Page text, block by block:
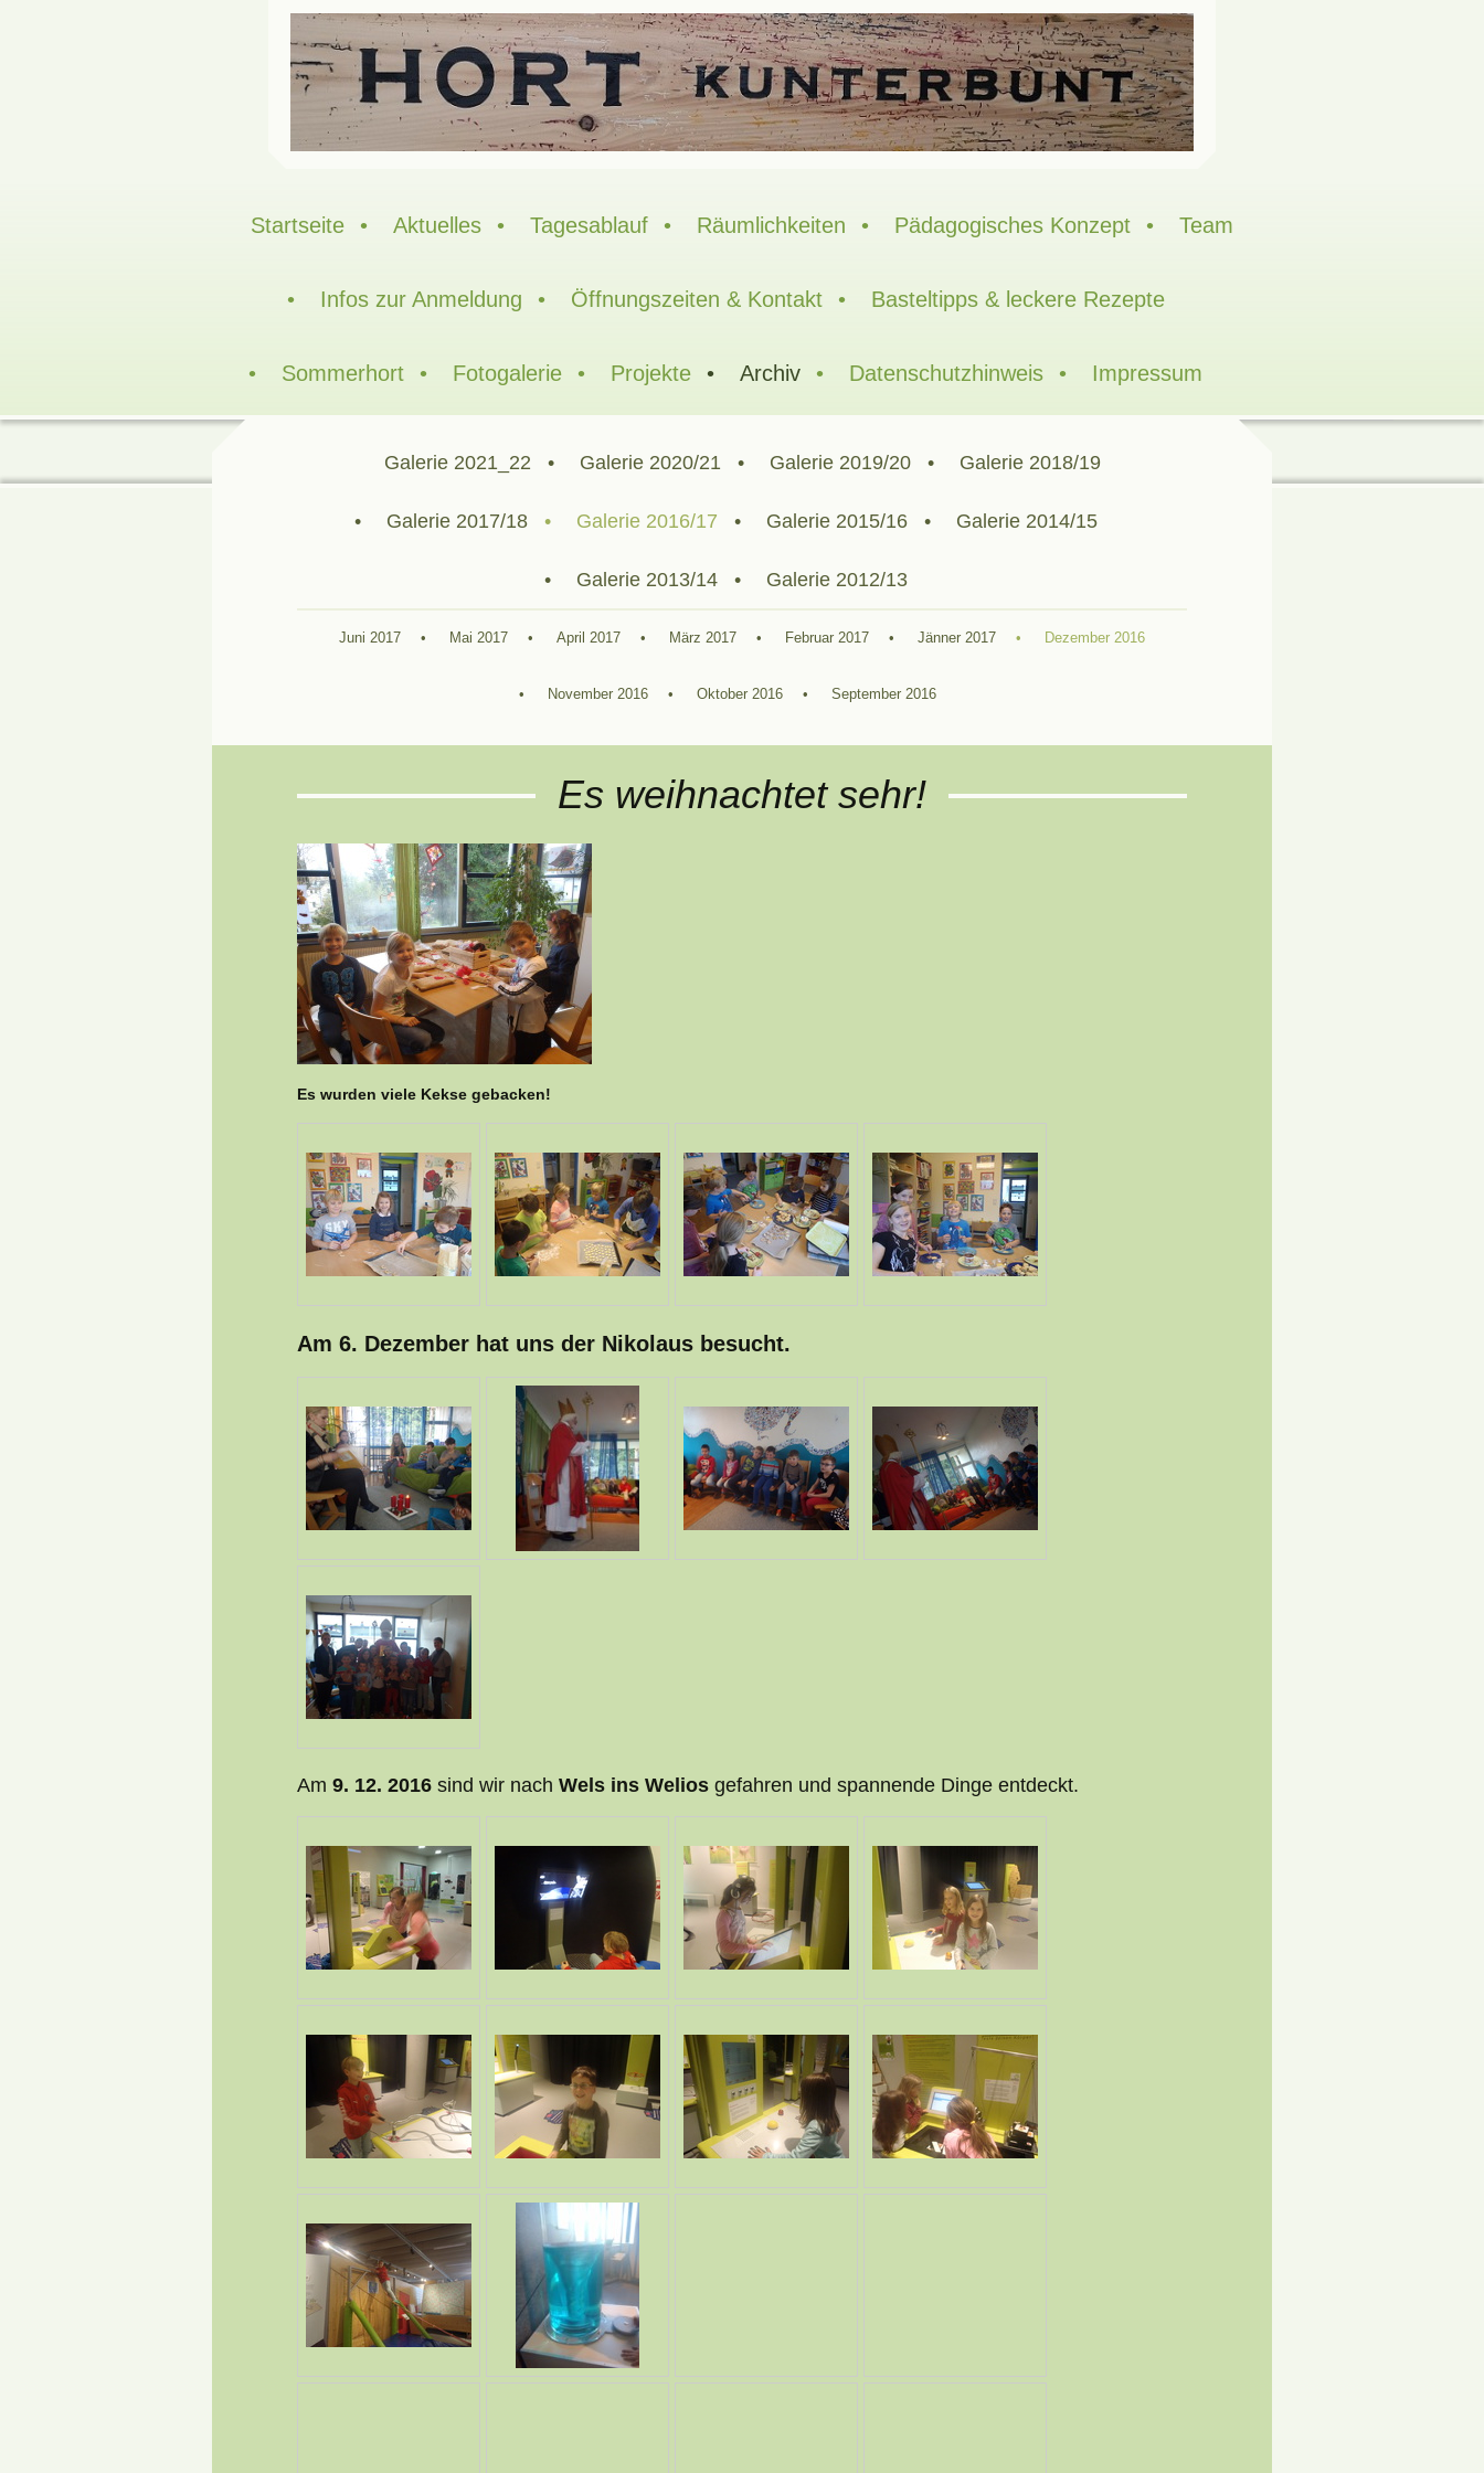
Startseite Aktuelles Tagesablauf Räumlichkeiten Pädagogisches Konzept Team
Infos zur Anmeldung Öffnungszeiten & Kontakt Basteltipps & leckere Rezepte
Sommerhort Fotogalerie Projekte Archiv Datenschutzhinweis Impressum
Galerie 2021_22 Galerie 2020/21 Galerie 2019/20 Galerie 2018/19
Galerie 2017/18 Galerie 2016/17 Galerie 2015/16 Galerie 2014/15
Galerie 2013/14 Galerie 2012/13
Juni 2017 Mai 2017 April 2017 März 2017 Februar 2017 Jänner 2017 Dezember 2016
November 2016 Oktober 2016 September 2016
Es weihnachtet sehr!
Es wurden viele Kekse gebacken!
Am 6. Dezember hat uns der Nikolaus besucht.
Am 9. 12. 2016sind wir nach Wels ins Weliosgefahren und spannende Dinge entdeckt.